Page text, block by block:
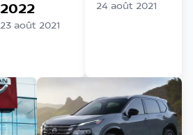
2022
23 août 2021
24 août 2021